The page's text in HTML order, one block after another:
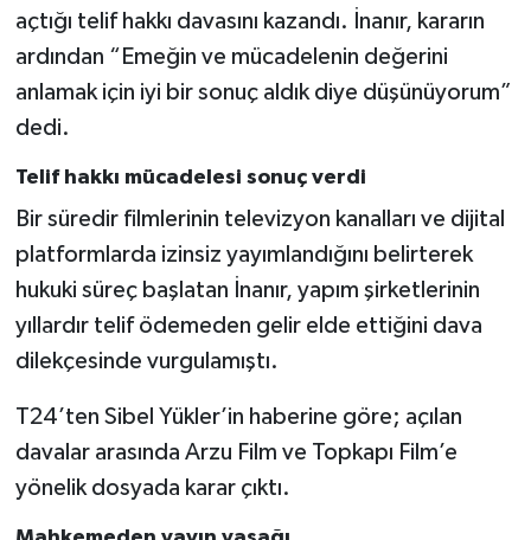
açtığı telif hakkı davasını kazandı. İnanır, kararın
ardından “Emeğin ve mücadelenin değerini
anlamak için iyi bir sonuç aldık diye düşünüyorum”
dedi.
Telif hakkı mücadelesi sonuç verdi
Bir süredir filmlerinin televizyon kanalları ve dijital
platformlarda izinsiz yayımlandığını belirterek
hukuki süreç başlatan İnanır, yapım şirketlerinin
yıllardır telif ödemeden gelir elde ettiğini dava
dilekçesinde vurgulamıştı.
T24’ten Sibel Yükler’in haberine göre; açılan
davalar arasında Arzu Film ve Topkapı Film’e
yönelik dosyada karar çıktı.